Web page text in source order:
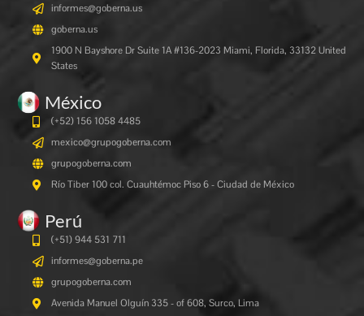
informes@goberna.us
goberna.us
1900 N Bayshore Dr Suite 1A #136-2023 Miami, Florida, 33132 United
States
México
(+52) 156 1058 4485
mexico@grupogoberna.com
grupogoberna.com
Río Tiber 100 col. Cuauhtémoc Piso 6 - Ciudad de México
Perú
(+51) 944 531 711
informes@goberna.pe
grupogoberna.com
Avenida Manuel Olguín 335 - of 608, Surco, Lima